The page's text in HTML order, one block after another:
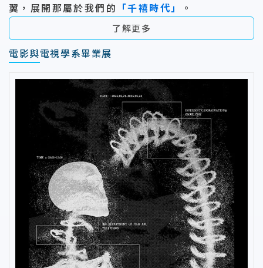
翼，展開那屬於我們的 「千禧時代」 。
了解更多
電影與電視學系畢業展